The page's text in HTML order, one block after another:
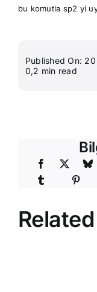
bu komutla sp2 yi
Published On:
0,2 min read